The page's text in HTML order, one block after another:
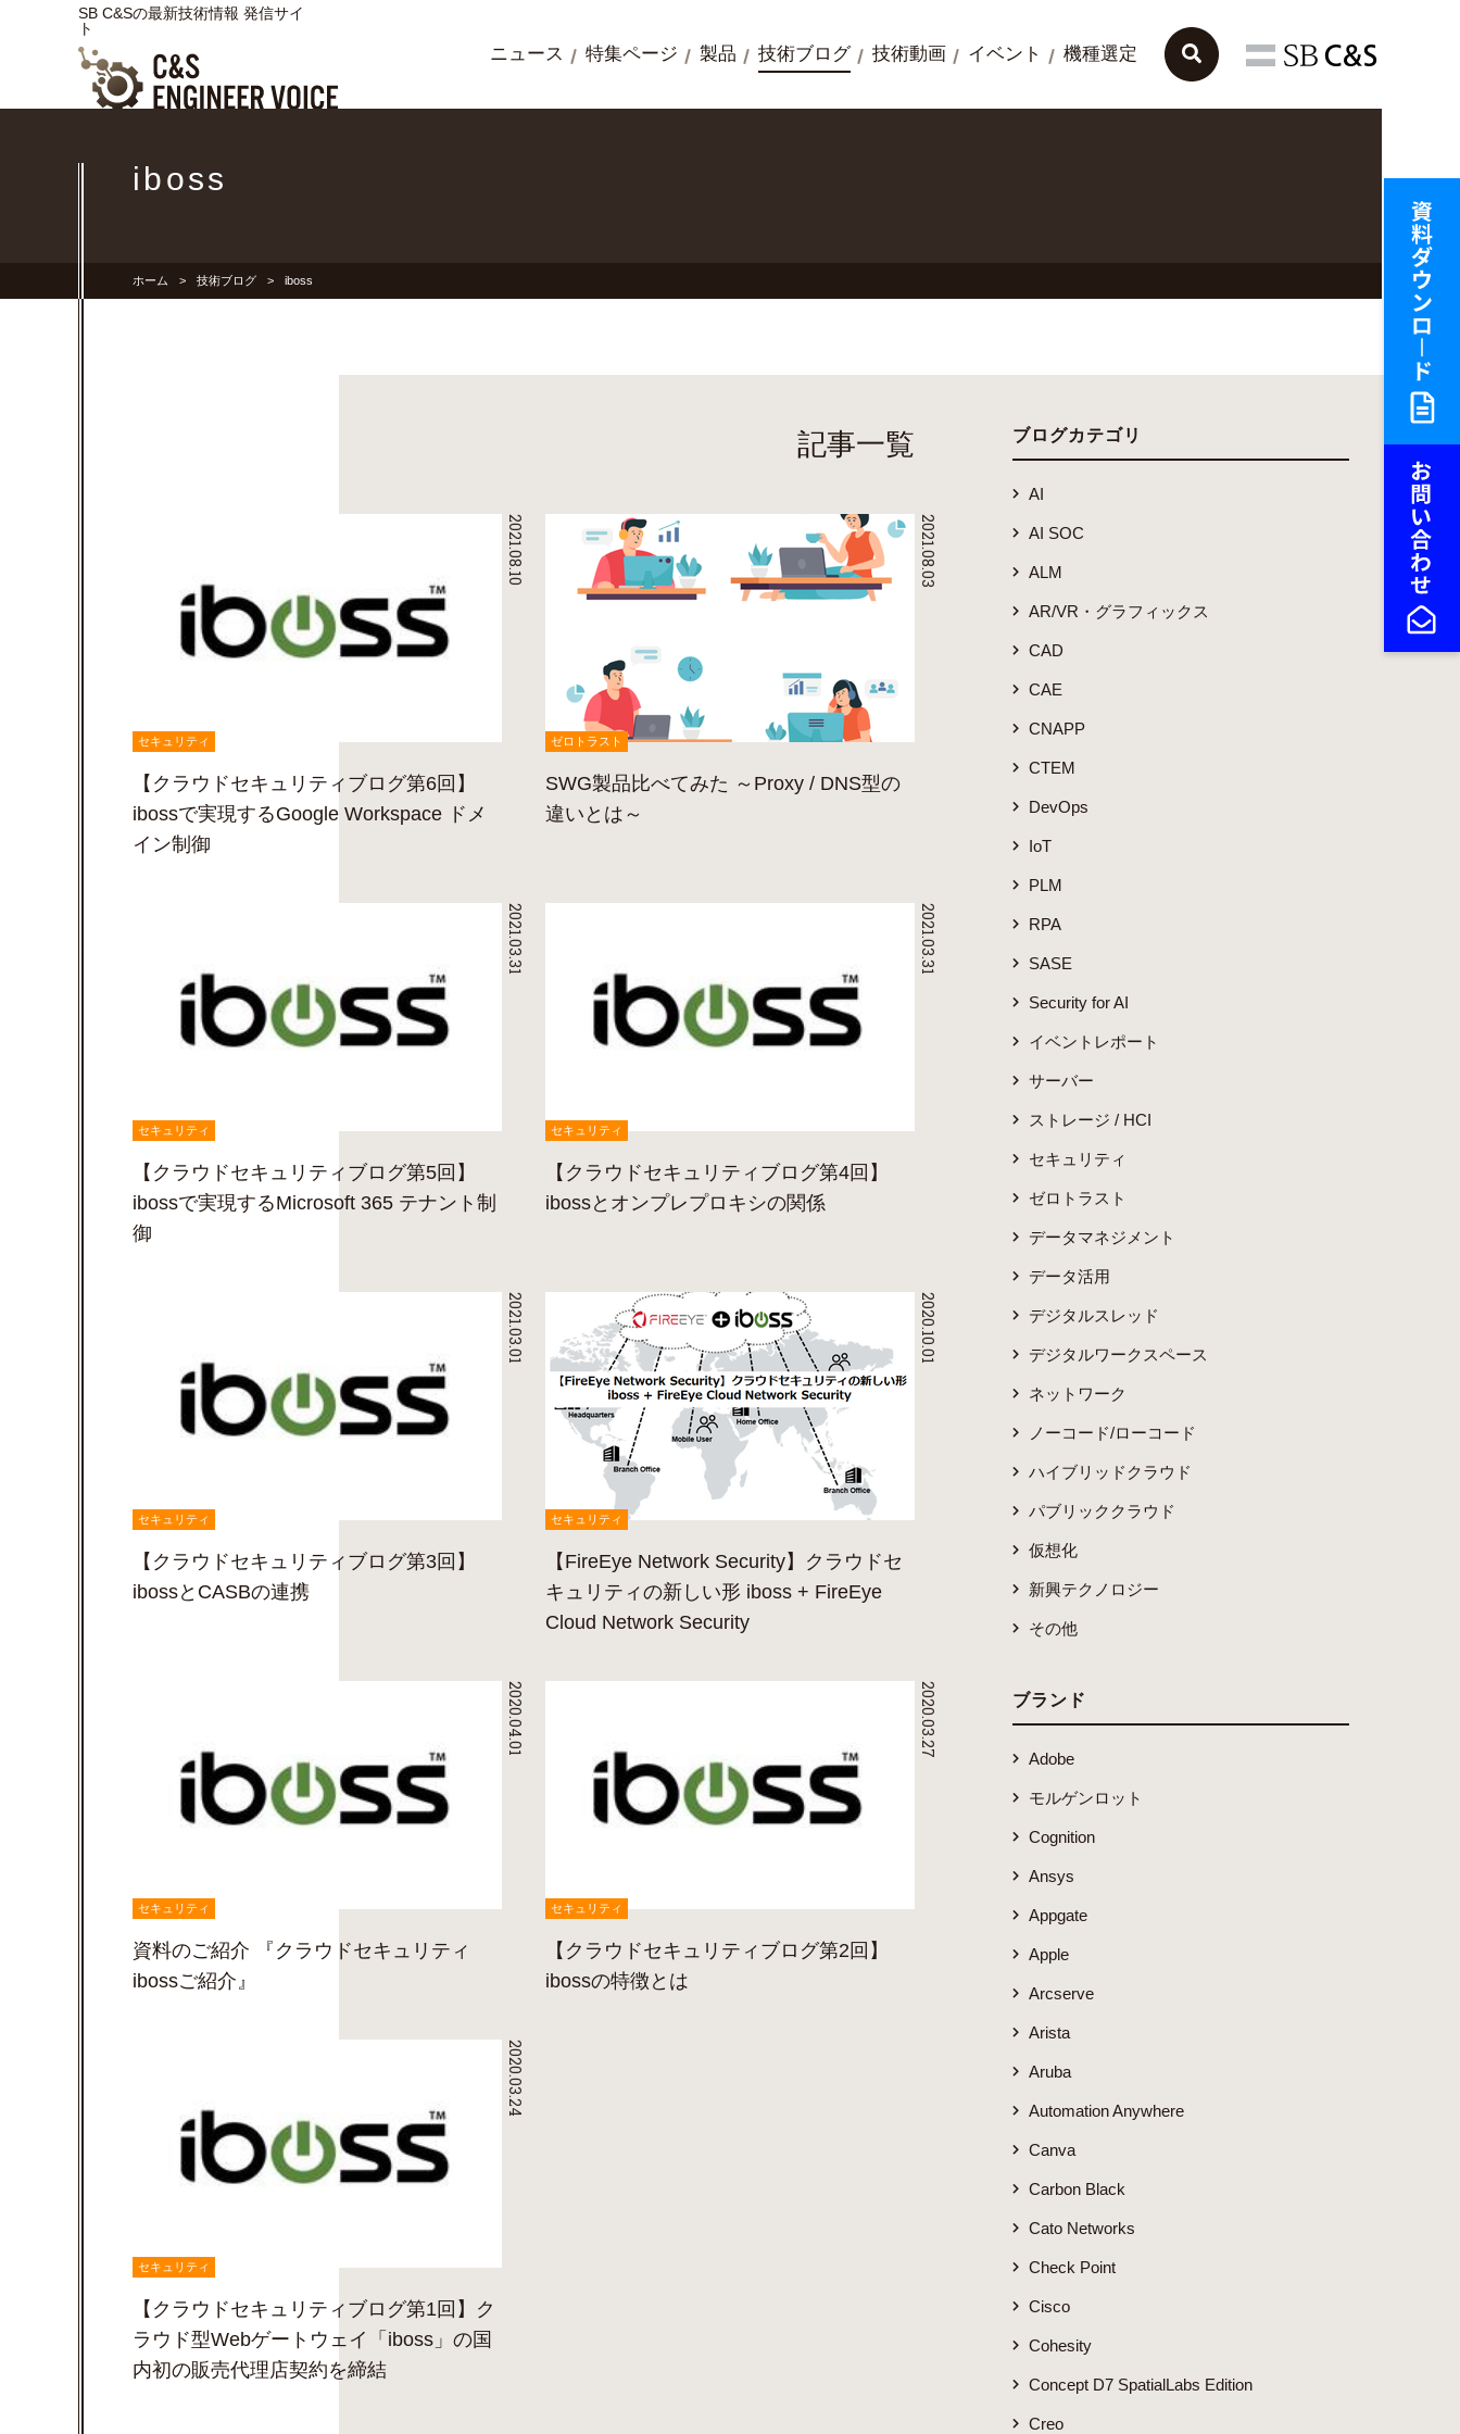
SB C&Sの最新技術情報 発信サイ
ト
ニュース 特集ページ 製品 技術ブログ 技術動画 イベント 機種選定
iboss
ホーム 技術ブログ iboss
記事一覧
2021.08.10
セキュリティ
【クラウドセキュリティブログ第6回】
ibossで実現するGoogle Workspace ドメ
イン制御
2021.08.03
ゼロトラスト
SWG製品比べてみた ～Proxy / DNS型の
違いとは～
2021.03.31
セキュリティ
【クラウドセキュリティブログ第5回】
ibossで実現するMicrosoft 365 テナント制
御
2021.03.31
セキュリティ
【クラウドセキュリティブログ第4回】
ibossとオンプレプロキシの関係
2021.03.01
セキュリティ
【クラウドセキュリティブログ第3回】
ibossとCASBの連携
2020.10.01
セキュリティ
【FireEye Network Security】クラウドセ
キュリティの新しい形 iboss + FireEye
Cloud Network Security
2020.04.01
セキュリティ
資料のご紹介 『クラウドセキュリティ
ibossご紹介』
2020.03.27
セキュリティ
【クラウドセキュリティブログ第2回】
ibossの特徴とは
2020.03.24
セキュリティ
【クラウドセキュリティブログ第1回】ク
ラウド型Webゲートウェイ「iboss」の国
内初の販売代理店契約を締結
ブログカテゴリ
AI
AI SOC
ALM
AR/VR・グラフィックス
CAD
CAE
CNAPP
CTEM
DevOps
IoT
PLM
RPA
SASE
Security for AI
イベントレポート
サーバー
ストレージ / HCI
セキュリティ
ゼロトラスト
データマネジメント
データ活用
デジタルスレッド
デジタルワークスペース
ネットワーク
ノーコード/ローコード
ハイブリッドクラウド
パブリッククラウド
仮想化
新興テクノロジー
その他
ブランド
Adobe
モルゲンロット
Cognition
Ansys
Appgate
Apple
Arcserve
Arista
Aruba
Automation Anywhere
Canva
Carbon Black
Cato Networks
Check Point
Cisco
Cohesity
Concept D7 SpatialLabs Edition
Creo